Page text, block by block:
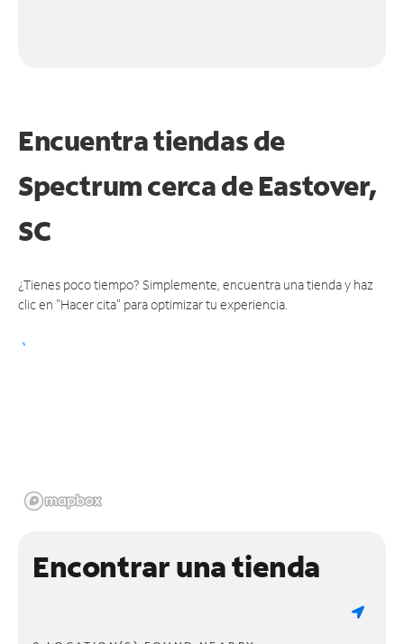
Encuentra tiendas de
Spectrum cerca deEastover,
SC
¿Tienes poco tiempo? Simplemente, encuentra una tienda y haz
clic en "Hacer cita" para optimizar tu experiencia.
Encontrar una tienda